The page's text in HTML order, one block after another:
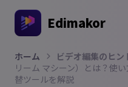
Edimakor
ホーム ビデオ編集のヒン
リーム マシーン）とは？使
替ツールを解説